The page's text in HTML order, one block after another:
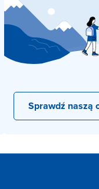
Sprawdź naszą